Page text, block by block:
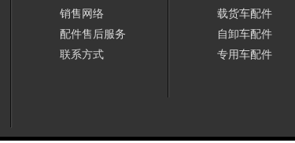
销售网络
配件售后服务
联系方式
载货车配件
自卸车配件
专用车配件